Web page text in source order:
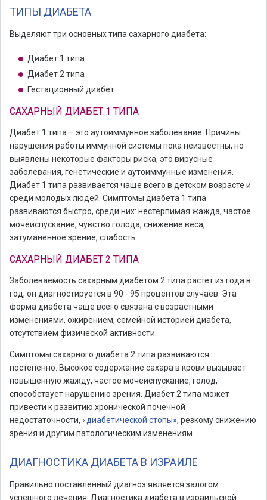
ТИПЫ ДИАБЕТА
Выделяют три основных типа сахарного диабета:
Диабет 1 типа
Диабет 2 типа
Гестационный диабет
САХАРНЫЙ ДИАБЕТ 1 ТИПА
Диабет 1 типа – это аутоиммунное заболевание. Причины
нарушения работы иммунной системы пока неизвестны, но
выявлены некоторые факторы риска, это вирусные
заболевания, генетические и аутоиммунные изменения.
Диабет 1 типа развивается чаще всего в детском возрасте и
среди молодых людей. Симптомы диабета 1 типа
развиваются быстро, среди них: нестерпимая жажда, частое
мочеиспускание, чувство голода, снижение веса,
затуманенное зрение, слабость.
САХАРНЫЙ ДИАБЕТ 2 ТИПА
Заболеваемость сахарным диабетом 2 типа растет из года в
год, он диагностируется в 90 - 95 процентов случаев. Эта
форма диабета чаще всего связана с возрастными
изменениями, ожирением, семейной историей диабета,
отсутствием физической активности.
Симптомы сахарного диабета 2 типа развиваются
постепенно. Высокое содержание сахара в крови вызывает
повышенную жажду, частое мочеиспускание, голод,
способствует нарушению зрения. Диабет 2 типа может
привести к развитию хронической почечной
недостаточности, «диабетической стопы», резкому снижению
зрения и другим патологическим изменениям.
ДИАГНОСТИКА ДИАБЕТА В ИЗРАИЛЕ
Правильно поставленный диагноз является залогом
успешного лечения. Диагностика диабета в израильской